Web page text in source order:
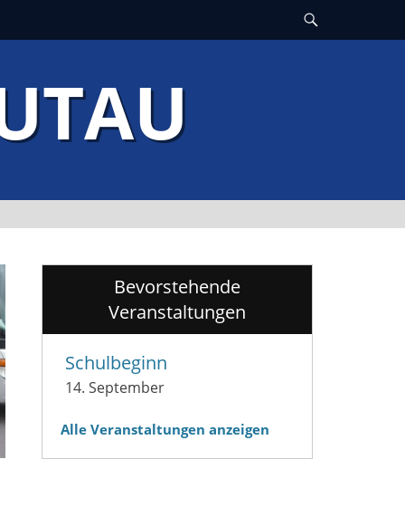
Bevorstehende
Veranstaltungen
Schulbeginn
14. September
Alle Veranstaltungen anzeigen